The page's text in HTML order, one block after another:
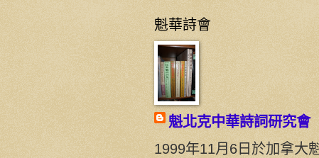
魁華詩會
魁北克中華詩詞研究會
1999年11月6日於加拿大